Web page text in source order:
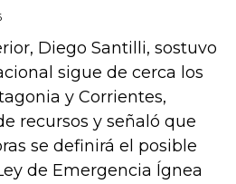
Diego Santilli, sostuvo
sigue de cerca los
y Corrientes,
recursos y señaló que
se definirá el posible
de Emergencia Ígnea